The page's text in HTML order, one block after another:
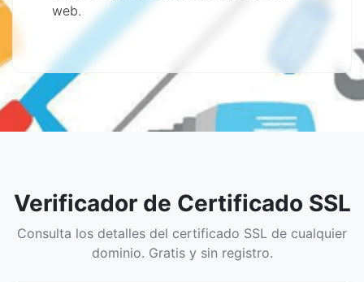
web.
Verificador de Certificado SSL
Consulta los detalles del certificado SSL de cualquier
dominio. Gratis y sin registro.